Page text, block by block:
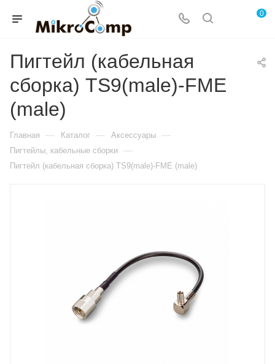
0
Пигтейл (кабельная
сборка) TS9(male)-FME
(male)
Главная — Каталог — Аксессуары —
Пигтейлы, кабельные сборки —
Пигтейл (кабельная сборка) TS9(male)-FME (male)